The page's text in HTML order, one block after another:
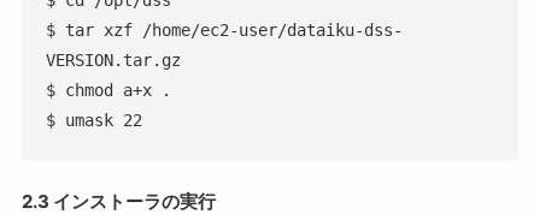
$ tar xzf /home/ec2-user/dataiku-dss-
VERSION.tar.gz
$ chmod a+x .
$ umask 22
2.3 インストーラの実行